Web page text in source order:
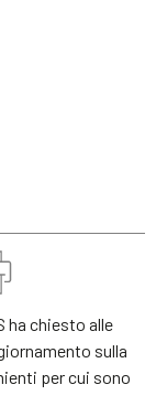
ha chiesto alle
sulla
per cui sono